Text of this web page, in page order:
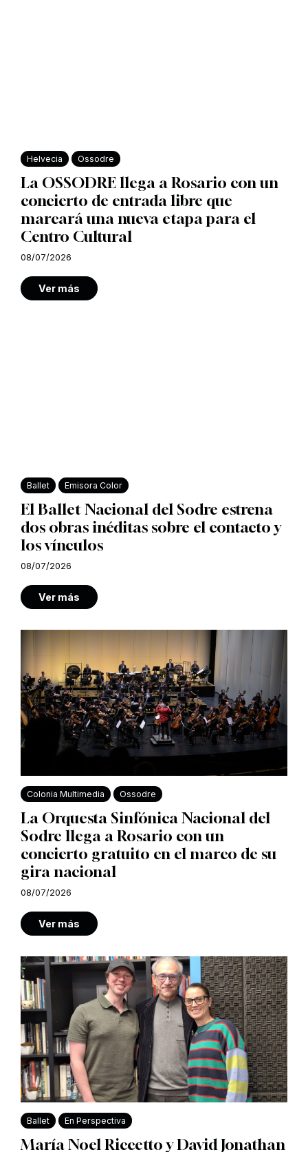
Helvecia Ossodre
La OSSODRE llega a Rosario con un
concierto de entrada libre que
marcará una nueva etapa para el
Centro Cultural
08/07/2026
Ver más
Ballet Emisora Color
El Ballet Nacional del Sodre estrena
dos obras inéditas sobre el contacto y
los vínculos
08/07/2026
Ver más
Colonia Multimedia Ossodre
La Orquesta Sinfónica Nacional del
Sodre llega a Rosario con un
concierto gratuito en el marco de su
gira nacional
08/07/2026
Ver más
Ballet En Perspectiva
María Noel Riccetto y David Jonathan